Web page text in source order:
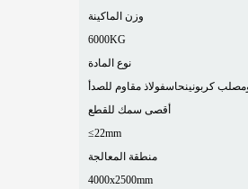
وزن الماكينة
6000KG
نوع المادة
صلب كربونينحاسفولاذ مقاوم للصدأ
أقصى سمك للقطع
≤22mm
منطقة المعالجة
4000x2500mm